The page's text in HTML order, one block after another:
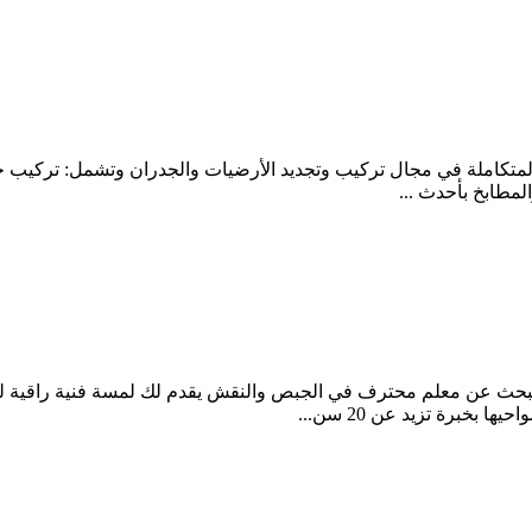
في مجال تركيب وتجديد الأرضيات والجدران وتشمل: تركيب
بأحدث ...
في الدار البيضاء هل تبحث عن معلم محترف في الجبص والنقش يقدم لك لمسة
تزيد عن 20 سن...